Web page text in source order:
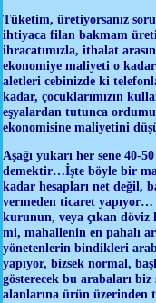
Tüketim, üretiyorsanız
ihtiyaca filan bakmam
ihracatımızla, ithalat
ekonomiye maliyeti o
aletleri cebinizde ki
kadar, çocuklarımızın
eşyalardan tutunca
ekonomisine maliyetini
Aşağı yukarı her sene 40-
demektir…İşte böyle bir
kadar hesapları net değil,
vermeden ticaret
kurunun, veya çıkan
mi, mahallenin en pahalı
yönetenlerin bindikleri
yapıyor, bizsek normal,
gösterecek bu arabaları
alanlarına ürün üzerinden